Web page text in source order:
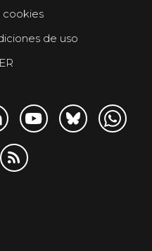
cookies
de uso